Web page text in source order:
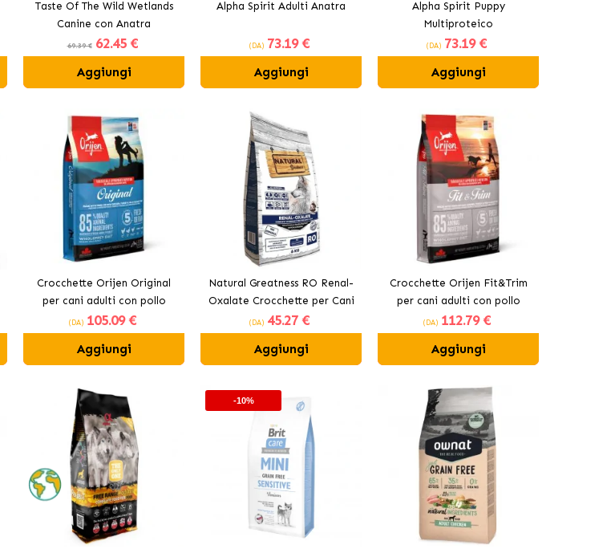
Taste Of The Wild Wetlands
Canine con Anatra
69.39 € 62.45 €
Aggiungi
Alpha Spirit Adulti Anatra
(DA) 73.19 €
Aggiungi
Alpha Spirit Puppy
Multiproteico
(DA) 73.19 €
Aggiungi
Crocchette Orijen Original
per cani adulti con pollo
(DA) 105.09 €
Aggiungi
Natural Greatness RO Renal-
Oxalate Crocchette per Cani
al Tacchino
(DA) 45.27 €
Aggiungi
Crocchette Orijen Fit&Trim
per cani adulti con pollo
(DA) 112.79 €
Aggiungi
-10%